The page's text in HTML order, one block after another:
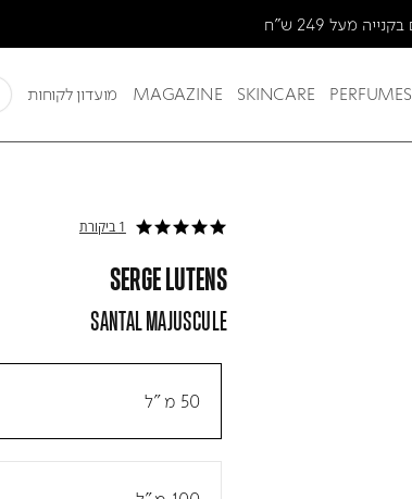
PERFUMES
SKINCARE
MAGAZINE מועדון לקוחות
1 ביקורת
SERGE LUTENS
SANTAL MAJUSCULE
50 מ"ל